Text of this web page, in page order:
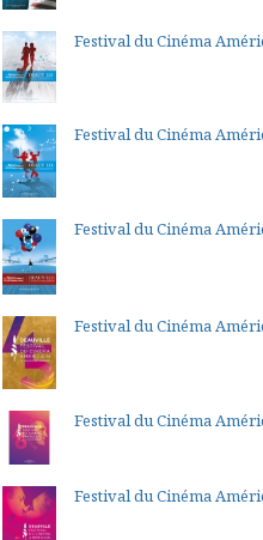
Festival du Cinéma
Festival du Cinéma
Festival du Cinéma
Festival du Cinéma
Festival du Cinéma
Festival du Cinéma